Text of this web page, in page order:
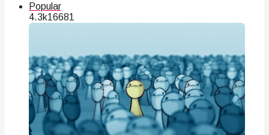
Popular
4.3k16681